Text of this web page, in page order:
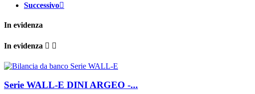
Successivo
In evidenza
In evidenza  
Serie WALL-E DINI ARGEO -...